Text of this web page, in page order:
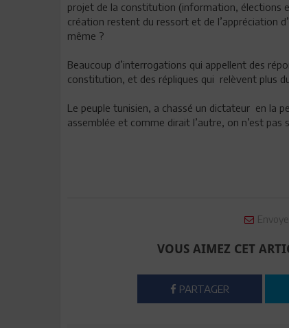
projet de la constitution (information, élections
création restent du ressort et de l’appréciation
même ?
Beaucoup d’interrogations qui appellent des
constitution, et des répliques qui relèvent plus
Le peuple tunisien, a chassé un dictateur en la
assemblée et comme dirait l’autre, on n’est pas
VOUS AIMEZ CET
PARTAGER